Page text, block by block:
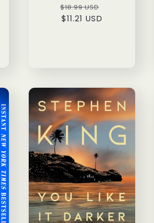
Precio
habitual
$18.99 USD
$11.21 USD